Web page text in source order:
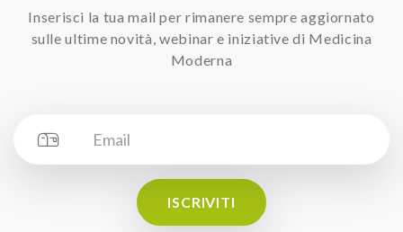
Inserisci la tua mail per rimanere sempre aggiornato
sulle ultime novità, webinar e iniziative di Medicina
Moderna
ISCRIVITI